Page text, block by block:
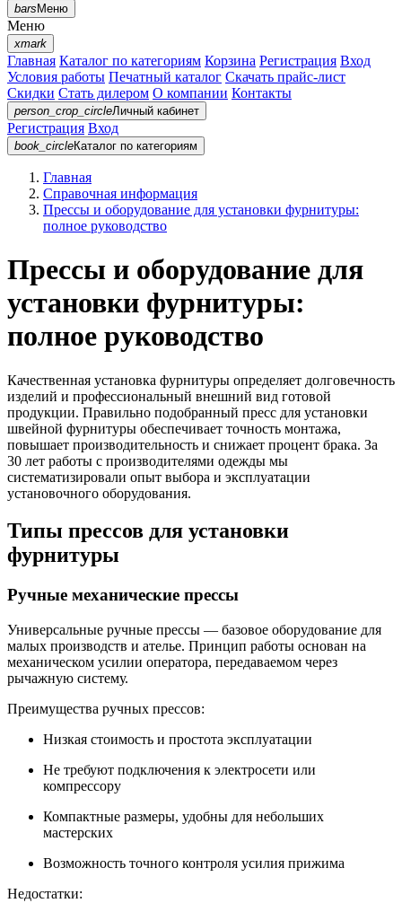
barsМеню
Меню
xmark
Главная Каталог по категориям Корзина Регистрация Вход
Условия работы Печатный каталог Скачать прайс-лист
Скидки Стать дилером О компании Контакты
person_crop_circleЛичный кабинет
Регистрация Вход
book_circleКаталог по категориям
Главная
Справочная информация
Прессы и оборудование для установки фурнитуры:
полное руководство
Прессы и оборудование для
установки фурнитуры:
полное руководство
Качественная установка фурнитуры определяет долговечность
изделий и профессиональный внешний вид готовой
продукции. Правильно подобранный пресс для установки
швейной фурнитуры обеспечивает точность монтажа,
повышает производительность и снижает процент брака. За
30 лет работы с производителями одежды мы
систематизировали опыт выбора и эксплуатации
установочного оборудования.
Типы прессов для установки
фурнитуры
Ручные механические прессы
Универсальные ручные прессы — базовое оборудование для
малых производств и ателье. Принцип работы основан на
механическом усилии оператора, передаваемом через
рычажную систему.
Преимущества ручных прессов:
Низкая стоимость и простота эксплуатации
Не требуют подключения к электросети или
компрессору
Компактные размеры, удобны для небольших
мастерских
Возможность точного контроля усилия прижима
Недостатки: